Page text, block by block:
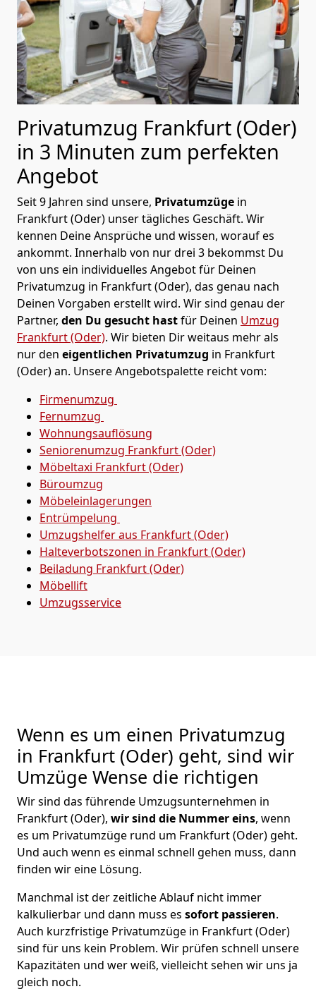
Privatumzug Frankfurt (Oder)
in 3 Minuten zum perfekten
Angebot
Seit 9 Jahren sind unsere, Privatumzüge in
Frankfurt (Oder) unser tägliches Geschäft. Wir
kennen Deine Ansprüche und wissen, worauf es
ankommt. Innerhalb von nur drei 3 bekommst Du
von uns ein individuelles Angebot für Deinen
Privatumzug in Frankfurt (Oder), das genau nach
Deinen Vorgaben erstellt wird. Wir sind genau der
Partner, den Du gesucht hastfür Deinen Umzug
Frankfurt (Oder). Wir bieten Dir weitaus mehr als
nur den eigentlichen Privatumzug in Frankfurt
(Oder) an. Unsere Angebotspalette reicht vom:
Firmenumzug
Fernumzug
Wohnungsauflösung
Seniorenumzug Frankfurt (Oder)
Möbeltaxi Frankfurt (Oder)
Büroumzug
Möbeleinlagerungen
Entrümpelung
Umzugshelfer aus Frankfurt (Oder)
Halteverbotszonen in Frankfurt (Oder)
Beiladung Frankfurt (Oder)
Möbellift
Umzugsservice
Wenn es um einen Privatumzug
in Frankfurt (Oder) geht, sind wir
Umzüge Wense die richtigen
Wir sind das führende Umzugsunternehmen in
Frankfurt (Oder), wir sind die Nummer eins, wenn
es um Privatumzüge rund um Frankfurt (Oder) geht.
Und auch wenn es einmal schnell gehen muss, dann
finden wir eine Lösung.
Manchmal ist der zeitliche Ablauf nicht immer
kalkulierbar und dann muss es sofort passieren.
Auch kurzfristige Privatumzüge in Frankfurt (Oder)
sind für uns kein Problem. Wir prüfen schnell unsere
Kapazitäten und wer weiß, vielleicht sehen wir uns ja
gleich noch.